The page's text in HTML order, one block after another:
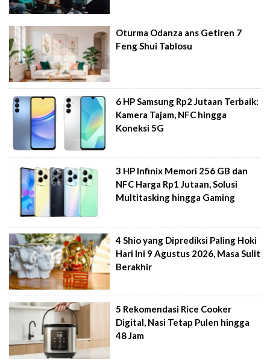
Oturma Odanza ans Getiren 7
Feng Shui Tablosu
6 HP Samsung Rp2 Jutaan Terbaik:
Kamera Tajam, NFC hingga
Koneksi 5G
3 HP Infinix Memori 256 GB dan
NFC Harga Rp1 Jutaan, Solusi
Multitasking hingga Gaming
4 Shio yang Diprediksi Paling Hoki
Hari Ini 9 Agustus 2026, Masa Sulit
Berakhir
5 Rekomendasi Rice Cooker
Digital, Nasi Tetap Pulen hingga
48 Jam